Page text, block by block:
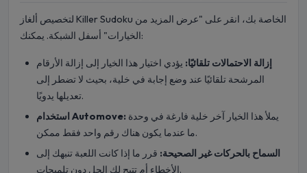
لتخصيص ألغاز Killer Sudoku الخاصة بك، انقر على "عرض المزيد من
الخيارات" أسفل الشبكة. يمكنك:
إزالة الاحتمالات تلقائيًا: يؤدي اختيار هذا الخيار إلى إزالة الأرقام
المرشحة تلقائيًا عند وضع إجابة في خلية، بحيث لا تضطر إلى
تعديلها يدويًا.
استخدام Automove:
ما عندما يكون هناك رقم واحد فقط ممكن.
السماح بالحركات غير الصحيحة: قرر ما إذا كانت اللعبة تنبهك إلى
الأخطاء أم تتيح لك الحل دون تلميحات.